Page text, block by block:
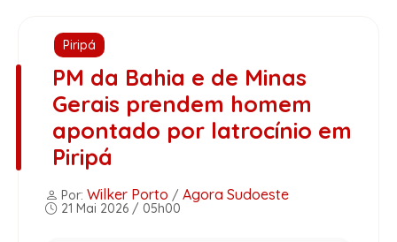
Piripá
PM da Bahia e de Minas
Gerais prendem homem
apontado por latrocínio em
Piripá
Por: Wilker Porto / Agora Sudoeste
21 Mai 2026 / 05h00